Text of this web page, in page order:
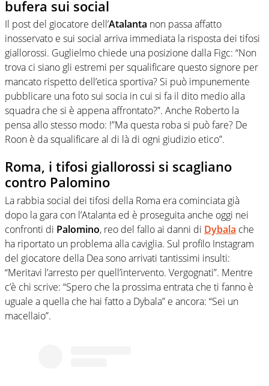
bufera sui social
Il post del giocatore dell’Atalanta non passa affatto
inosservato e sui social arriva immediata la risposta dei tifosi
giallorossi. Guglielmo chiede una posizione dalla Figc: “Non
trova ci siano gli estremi per squalificare questo signore per
mancato rispetto dell’etica sportiva? Si può impunemente
pubblicare una foto sui socia in cui si fa il dito medio alla
squadra che si è appena affrontato?”. Anche Roberto la
pensa allo stesso modo: !”Ma questa roba si può fare? De
Roon è da squalificare al di là di ogni giudizio etico”.
Roma, i tifosi giallorossi si scagliano
contro Palomino
La rabbia social dei tifosi della Roma era cominciata già
dopo la gara con l’Atalanta ed è proseguita anche oggi nei
confronti di Palomino, reo del fallo ai danni di Dybala che
ha riportato un problema alla caviglia. Sul profilo Instagram
del giocatore della Dea sono arrivati tantissimi insulti:
“Meritavi l’arresto per quell’intervento. Vergognati”. Mentre
c’è chi scrive: “Spero che la prossima entrata che ti fanno è
uguale a quella che hai fatto a Dybala” e ancora: “Sei un
macellaio”.